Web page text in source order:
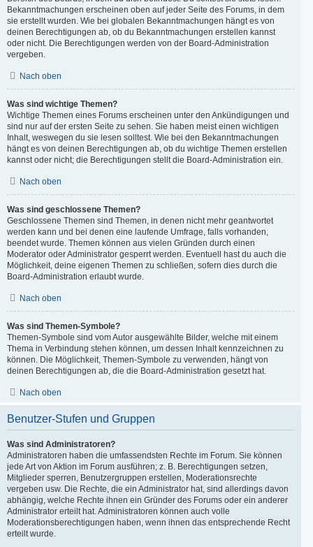
Bekanntmachungen erscheinen oben auf jeder Seite des Forums, in dem
sie erstellt wurden. Wie bei globalen Bekanntmachungen hängt es von
deinen Berechtigungen ab, ob du Bekanntmachungen erstellen kannst
oder nicht. Die Berechtigungen werden von der Board-Administration
vergeben.
Nach oben
Was sind wichtige Themen?
Wichtige Themen eines Forums erscheinen unter den Ankündigungen und
sind nur auf der ersten Seite zu sehen. Sie haben meist einen wichtigen
Inhalt, weswegen du sie lesen solltest. Wie bei den Bekanntmachungen
hängt es von deinen Berechtigungen ab, ob du wichtige Themen erstellen
kannst oder nicht; die Berechtigungen stellt die Board-Administration ein.
Nach oben
Was sind geschlossene Themen?
Geschlossene Themen sind Themen, in denen nicht mehr geantwortet
werden kann und bei denen eine laufende Umfrage, falls vorhanden,
beendet wurde. Themen können aus vielen Gründen durch einen
Moderator oder Administrator gesperrt werden. Eventuell hast du auch die
Möglichkeit, deine eigenen Themen zu schließen, sofern dies durch die
Board-Administration erlaubt wurde.
Nach oben
Was sind Themen-Symbole?
Themen-Symbole sind vom Autor ausgewählte Bilder, welche mit einem
Thema in Verbindung stehen können, um dessen Inhalt kennzeichnen zu
können. Die Möglichkeit, Themen-Symbole zu verwenden, hängt von
deinen Berechtigungen ab, die die Board-Administration gesetzt hat.
Nach oben
Benutzer-Stufen und Gruppen
Was sind Administratoren?
Administratoren haben die umfassendsten Rechte im Forum. Sie können
jede Art von Aktion im Forum ausführen; z. B. Berechtigungen setzen,
Mitglieder sperren, Benutzergruppen erstellen, Moderationsrechte
vergeben usw. Die Rechte, die ein Administrator hat, sind allerdings davon
abhängig, welche Rechte ihnen ein Gründer des Forums oder ein anderer
Administrator erteilt hat. Administratoren können auch volle
Moderationsberechtigungen haben, wenn ihnen das entsprechende Recht
erteilt wurde.